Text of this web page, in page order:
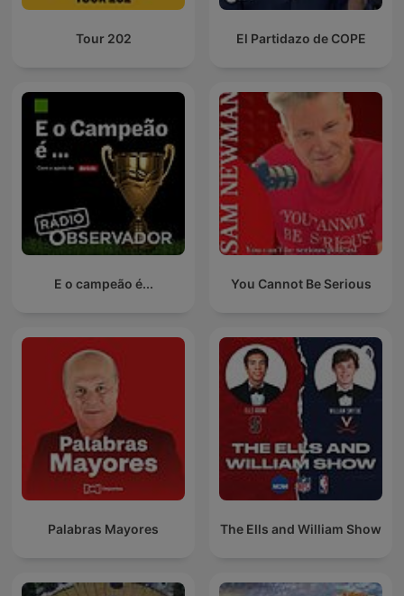
Tour 202 El Partidazo de COPE
E o campeão é... You Cannot Be Serious
Palabras Mayores The Ells and William Show